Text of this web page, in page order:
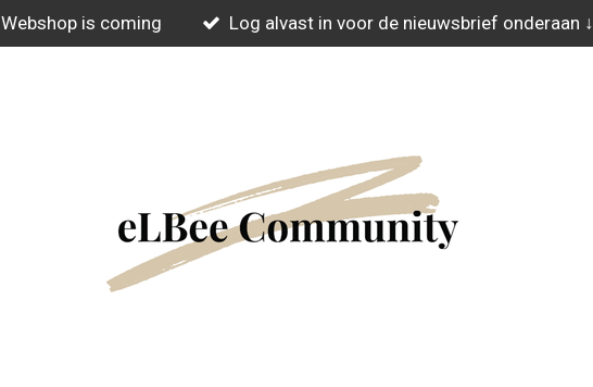
Webshop is coming Log alvast in voor de nieuwsbrief onderaan ↓